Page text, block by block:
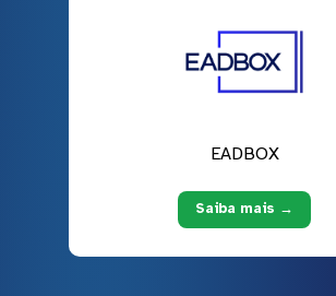
EADBOX
Saiba mais →